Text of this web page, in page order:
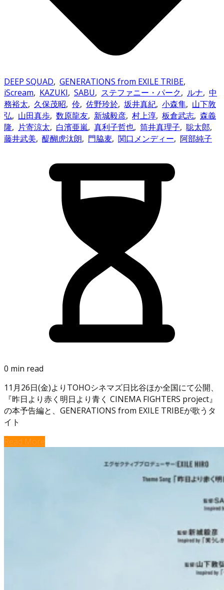
DEEP SQUAD, GENERATIONS from EXILE TRIBE,
iScream, KAZUKI, SABU, ステファニー・パーク, ルナ, 中
務裕太, 久保茂昭, 伶, 佐野玲於, 坂井真紀, 小森隼, 山下敦
弘, 山田真歩, 数原龍友, 新城毅彦, 村上淳, 板倉武志, 森義
隆, 片寄涼太, 白濱亜嵐, 真利子哲也, 筒井真理子, 聡太郎,
藤井武美, 醍醐虎汰朗, 門脇麦, 関口メンディー, 阿部純子
0 min read
11月26日(金)よりTOHOシネマズ日比谷ほか全国にて公開、
『昨日より赤く明日より青く CINEMA FIGHTERS project』
の本予告編と、GENERATIONS from EXILE TRIBEが歌うタ
イト
Read More